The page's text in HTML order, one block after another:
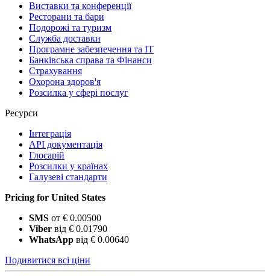
Виставки та конференції
Ресторани та бари
Подорожі та туризм
Служба доставки
Програмне забезпечення та IT
Банківська справа та Фінанси
Страхування
Охорона здоров'я
Розсилка у сфері послуг
Ресурси
Інтеграція
API документація
Глосарій
Розсилки у країнах
Галузеві стандарти
Pricing for United States
SMS от € 0.00500
Viber від € 0.01790
WhatsApp від € 0.00640
Подивитися всі ціни